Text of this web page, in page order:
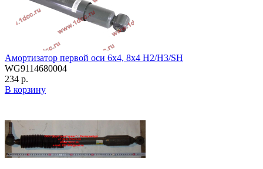
Амортизатор первой оси 6х4, 8х4 H2/H3/SH
WG9114680004
234 р.
В корзину